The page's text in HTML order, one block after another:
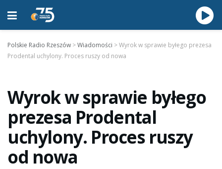
Polskie Radio Rzeszów >Wiadomości >Wyrok w sprawie byłego prezesa
Prodental uchylony. Proces ruszy od nowa
Wyrok w sprawie byłego
prezesa Prodental
uchylony. Proces ruszy
od nowa